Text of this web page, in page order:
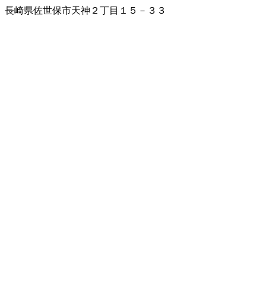
長崎県佐世保市天神２丁目１５－３３